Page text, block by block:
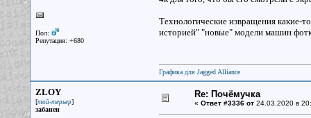
Пол:
Репутация: +680
Технологические извращения какие-
историей" "новые" модели машин
Графика для Jagged Alliance
ZLOY
[той-терьер]
забанен
Re: Почёмучка
« Ответ #3336 от24.03.2020 в